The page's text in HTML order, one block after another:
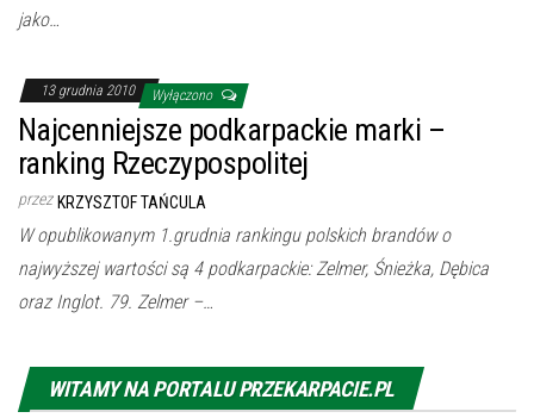
jako…
13 grudnia 2010 Wyłączono
Najcenniejsze podkarpackie marki –
ranking Rzeczypospolitej
przez KRZYSZTOF TAŃCULA
W opublikowanym 1.grudnia rankingu polskich brandów o
najwyższej wartości są 4 podkarpackie: Zelmer, Śnieżka, Dębica
oraz Inglot. 79. Zelmer –…
WITAMY NA PORTALU PRZEKARPACIE.PL